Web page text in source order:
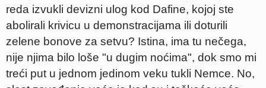
reda izvukli devizni ulog kod Dafine, kojoj ste
abolirali krivicu u demonstracijama ili doturili
zelene bonove za setvu? Istina, ima tu nečega,
nije njima bilo loše "u dugim noćima", dok smo mi
treći put u jednom jedinom veku tukli Nemce. No,